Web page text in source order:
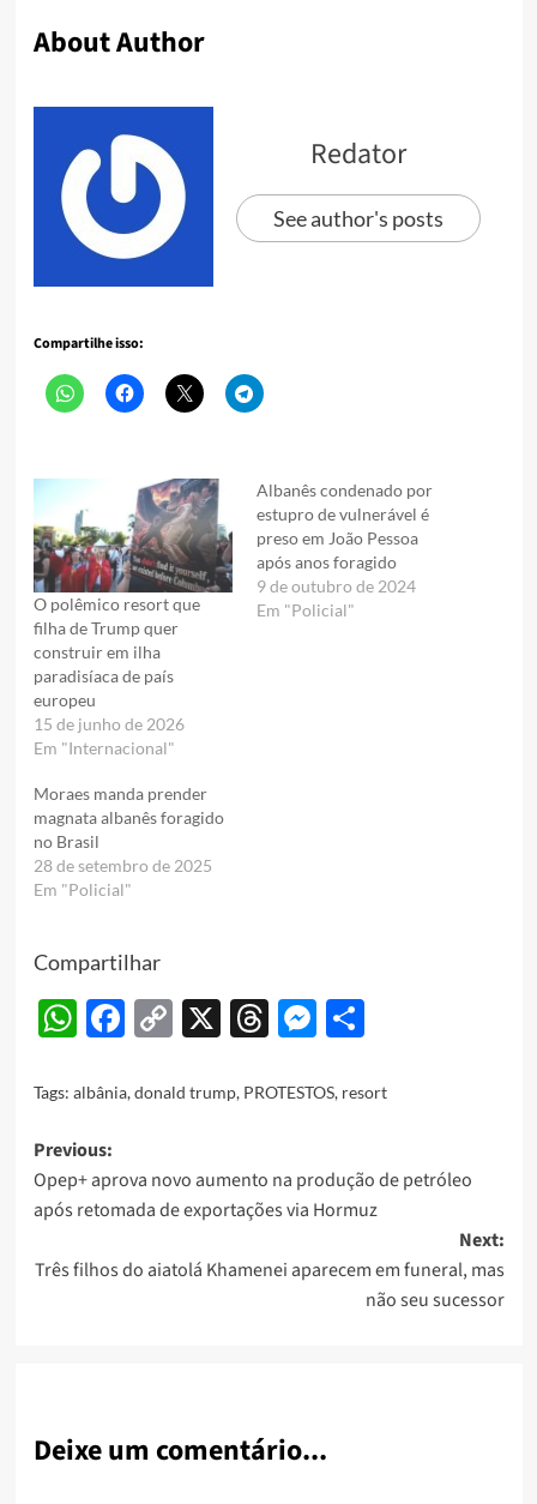
About Author
Redator
See author's posts
Compartilhe isso:
O polêmico resort que
filha de Trump quer
construir em ilha
paradisíaca de país
europeu
15 de junho de 2026
Em "Internacional"
Albanês condenado por
estupro de vulnerável é
preso em João Pessoa
após anos foragido
9 de outubro de 2024
Em "Policial"
Moraes manda prender
magnata albanês foragido
no Brasil
28 de setembro de 2025
Em "Policial"
Compartilhar
WhatsApp
Facebook
Copy
X Threads
Messenger
Share
Tags: albânia,donald trump, PROTESTOS, resort
Post
navigation
Previous:
Opep+ aprova novo aumento na produção de petróleo
após retomada de exportações via Hormuz
Next:
Três filhos do aiatolá Khamenei aparecem em funeral, mas
não seu sucessor
Deixe um comentário...